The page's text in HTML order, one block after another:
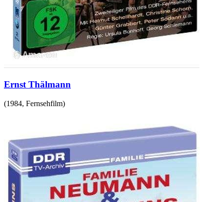
Ernst Thälmann
(1984, Fernsehfilm)